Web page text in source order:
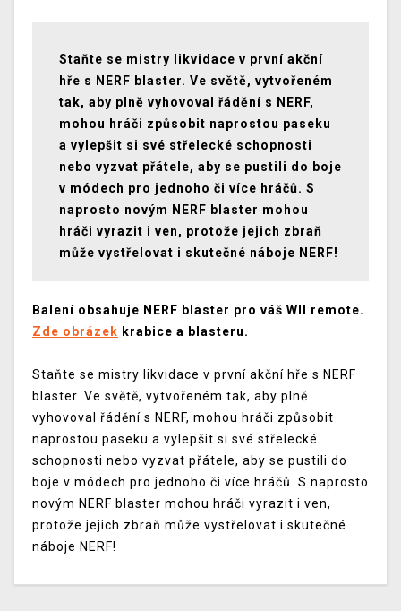
Staňte se mistry likvidace v první akční
hře s NERF blaster. Ve světě, vytvořeném
tak, aby plně vyhovoval řádění s NERF,
mohou hráči způsobit naprostou paseku
a vylepšit si své střelecké schopnosti
nebo vyzvat přátele, aby se pustili do boje
v módech pro jednoho či více hráčů. S
naprosto novým NERF blaster mohou
hráči vyrazit i ven, protože jejich zbraň
může vystřelovat i skutečné náboje NERF!
Balení obsahuje NERF blaster pro váš WII remote.
Zde obrázek krabice a blasteru.
Staňte se mistry likvidace v první akční hře s NERF
blaster. Ve světě, vytvořeném tak, aby plně
vyhovoval řádění s NERF, mohou hráči způsobit
naprostou paseku a vylepšit si své střelecké
schopnosti nebo vyzvat přátele, aby se pustili do
boje v módech pro jednoho či více hráčů. S naprosto
novým NERF blaster mohou hráči vyrazit i ven,
protože jejich zbraň může vystřelovat i skutečné
náboje NERF!